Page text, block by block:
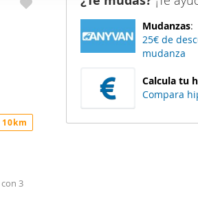
funciones
3
Mudanzas:
25€ de
mudanza
Calcula tu
Compara